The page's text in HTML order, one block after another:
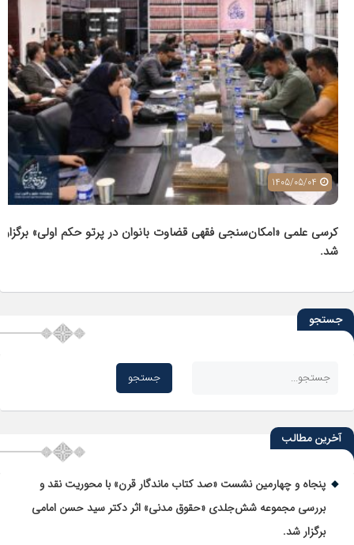
کرسی علمی «امکان‌سنجی فقهی قضاوت بانوان در پرتو حکم اولی» برگزار
شد.
جستجو
آخرین مطالب
پنجاه و چهارمین نشست «صد کتاب ماندگار قرن» با محوریت نقد و
بررسی مجموعه شش‌جلدی «حقوق مدنی» اثر دکتر سید حسن امامی
برگزار شد.